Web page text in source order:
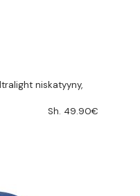
niskatyyny,
Sh. 49.90€